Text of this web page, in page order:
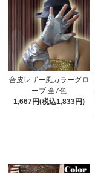
合皮レザー風カラーグロ
ーブ 全7色
1,667円(税込1,833円)